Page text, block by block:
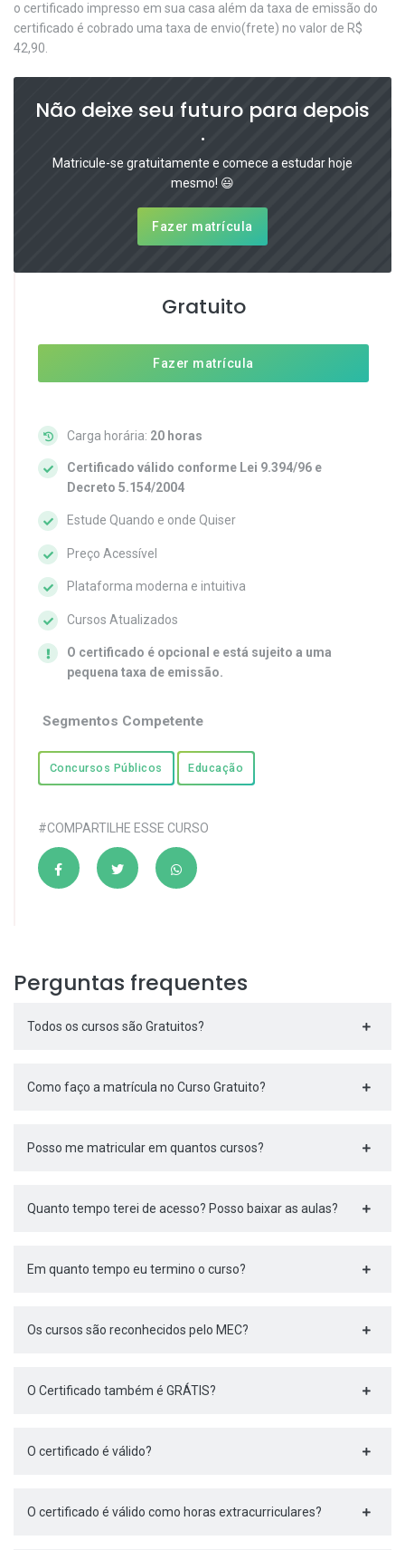
o certificado impresso em sua casa além da taxa de emissão do
certificado é cobrado uma taxa de envio(frete) no valor de R$
42,90.
Não deixe seu futuro para depois
.
Matricule-se gratuitamente e comece a estudar hoje
mesmo! 😃
Fazer matrícula
Gratuito
Fazer matrícula
Carga horária: 20 horas
Certificado válido conforme Lei 9.394/96 e
Decreto 5.154/2004
Estude Quando e onde Quiser
Preço Acessível
Plataforma moderna e intuitiva
Cursos Atualizados
O certificado é opcional e está sujeito a uma
pequena taxa de emissão.
Segmentos Competente
Concursos Públicos Educação
#COMPARTILHE ESSE CURSO
Perguntas frequentes
Todos os cursos são Gratuitos?
Como faço a matrícula no Curso Gratuito?
Posso me matricular em quantos cursos?
Quanto tempo terei de acesso? Posso baixar as aulas?
Em quanto tempo eu termino o curso?
Os cursos são reconhecidos pelo MEC?
O Certificado também é GRÁTIS?
O certificado é válido?
O certificado é válido como horas extracurriculares?